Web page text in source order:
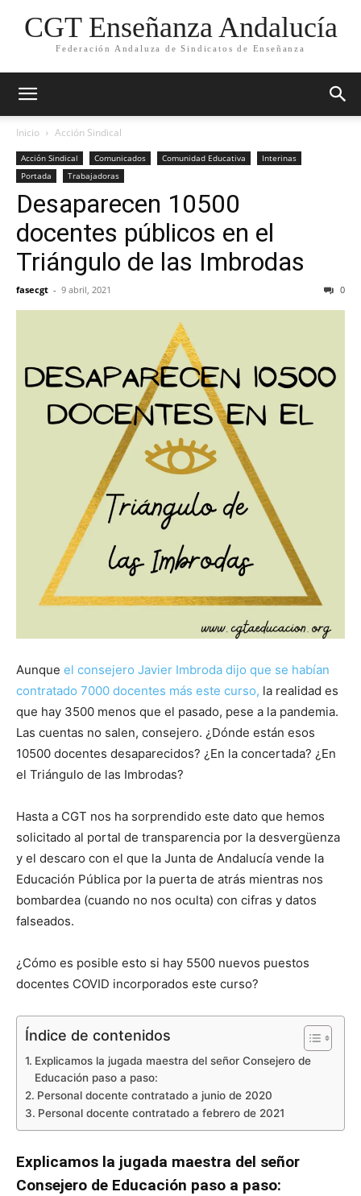
CGT Enseñanza Andalucía
Federación Andaluza de Sindicatos de Enseñanza
Inicio Acción Sindical
Acción Sindical Comunicados Comunidad Educativa
Interinas
Portada
Trabajadoras
Desaparecen 10500
docentes públicos en el
Triángulo de las Imbrodas
fasecgt - 9 abril, 2021 0
Aunque el consejero Javier Imbroda dijo que se habían
contratado 7000 docentes más este curso, la realidad es
que hay 3500 menos que el pasado, pese a la pandemia.
Las cuentas no salen, consejero. ¿Dónde están esos
10500 docentes desaparecidos? ¿En la concertada? ¿En
el Triángulo de las Imbrodas?
Hasta a CGT nos ha sorprendido este dato que hemos
solicitado al portal de transparencia por la desvergüenza
y el descaro con el que la Junta de Andalucía vende la
Educación Pública por la puerta de atrás mientras nos
bombardea (cuando no nos oculta) con cifras y datos
falseados.
¿Cómo es posible esto si hay 5500 nuevos puestos
docentes COVID incorporados este curso?
Índice de contenidos
Explicamos la jugada maestra del señor Consejero de
Educación paso a paso:
Personal docente contratado a junio de 2020
Personal docente contratado a febrero de 2021
Explicamos la jugada maestra del señor
Consejero de Educación paso a paso: